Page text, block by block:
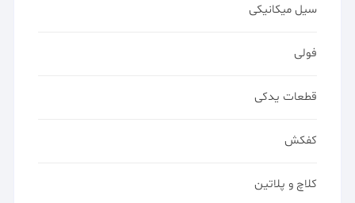
سیل میکانیکی
فولی
قطعات یدکی
کفکش
کلاچ و پلاتین